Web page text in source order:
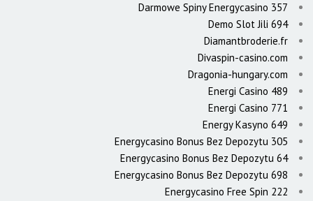
Darmowe Spiny Energycasino 357
Demo Slot Jili 694
Diamantbroderie.fr
Divaspin-casino.com
Dragonia-hungary.com
Energi Casino 489
Energi Casino 771
Energy Kasyno 649
Energycasino Bonus Bez Depozytu 305
Energycasino Bonus Bez Depozytu 64
Energycasino Bonus Bez Depozytu 698
Energycasino Free Spin 222